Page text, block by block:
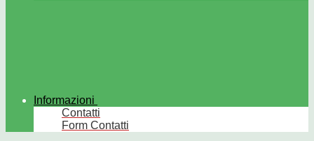
Informazioni
Contatti
Form Contatti